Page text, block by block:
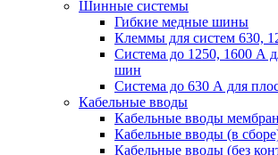
Шинные системы
Гибкие медные шины
Клеммы для систем 630,
Система до 1250, 1600 А
шин
Система до 630 А для
Кабельные вводы
Кабельные вводы
Кабельные вводы (в
Кабельные вводы (без